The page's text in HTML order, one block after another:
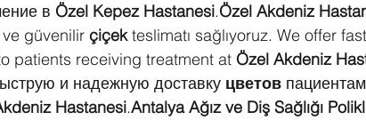
в Özel Kepez Hastanesi.Özel Akdeniz
ve güvenilir çiçek teslimatı sağlıyoruz. We offer
patients receiving treatment at Özel Akdeniz
и надежную доставку цветов
Hastanesi.Antalya Ağız ve Diş Sağlığı